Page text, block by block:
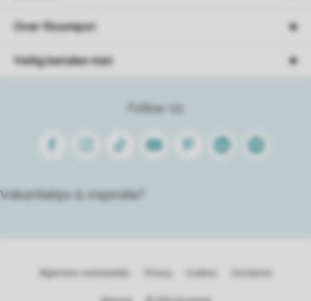
Follow Us
FacebookInstagram
Tiktok Youtube PinterestLinkedinSpotify
Vakantietips & inspiratie?
Over Roompot
Veilig betalen met